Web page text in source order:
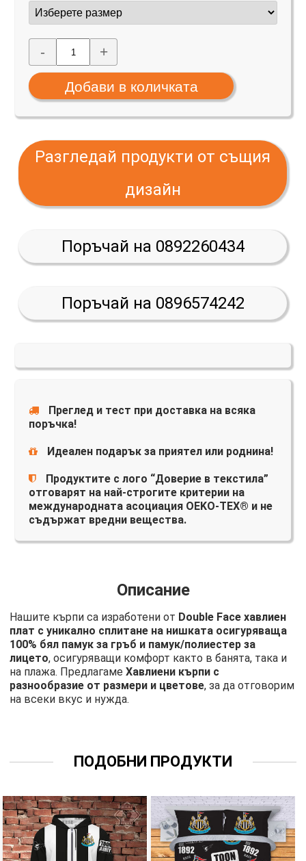
- +
Разгледай продукти от същия
дизайн
Поръчай на 0892260434
Поръчай на 0896574242
Преглед и тест при доставка на всяка
поръчка!
Идеален подарък за приятел или роднина!
Продуктите с лого “Доверие в текстила”
отговарят на най-строгите критерии на
международната асоциация OEKO-TEX® и не
съдържат вредни вещества.
Описание
Нашите кърпи са изработени от Double Face хавлиен
плат с уникално сплитане на нишката осигуряваща
100% бял памук за гръб и памук/полиестер за
лицето, осигуряващи комфорт както в банята, така и
на плажа. ПредлагамеХавлиени кърпи с
разнообразие от размери и цветове, за да отговорим
на всеки вкус и нужда.
ПОДОБНИ ПРОДУКТИ